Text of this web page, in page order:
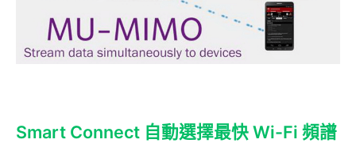
Smart Connect 自動選擇最快 Wi-Fi 頻譜